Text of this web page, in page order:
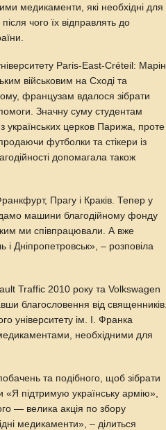
медикаменти, які необхідні для
чого їх відправлять до
Paris-East-Créteil: Марін,
військовим на Сході та
французам вдалося зібрати
Значну суму студентам
українських церков Парижа, проте
футболки та стікери із
допомагала також
Прагу і Краків. Тепер у
машини благодійному фонду
ми співпрацювали. А вже
Дніпропетровськ», – розповіла
Traffic 2010 року та Volkswagen
благословення від священників.
університету ім. І. Франка
необхідними для
та подібного, щоб зібрати
підтримую українську армію»,
— велика акція по збору
медикаменти», – ділиться